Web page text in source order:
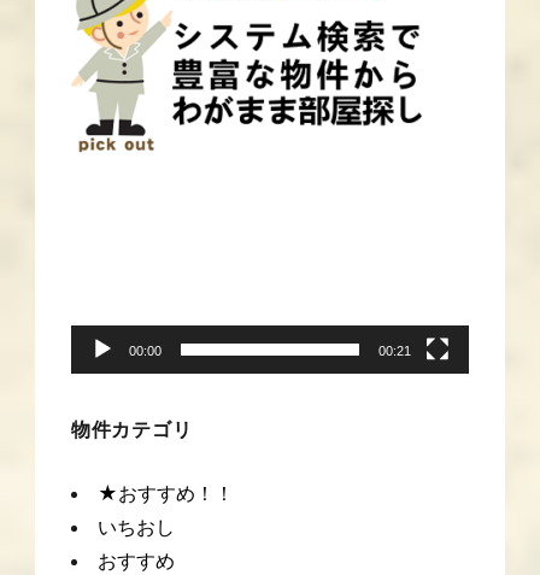
ヤ
ー
00:00 00:21
物件カテゴリ
★おすすめ！！
いちおし
おすすめ